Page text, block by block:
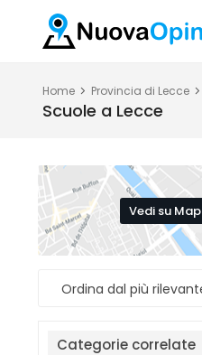
Home Provincia di Lecce
Scuole a Lecce
Vedi su
Categorie correlate